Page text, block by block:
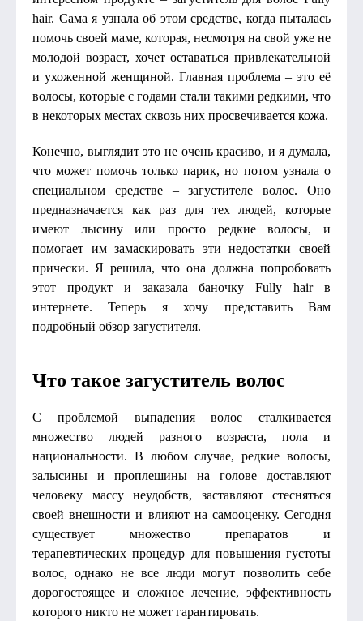
hair. Сама я узнала об этом средстве, когда пыталась
помочь своей маме, которая, несмотря на свой уже не
молодой возраст, хочет оставаться привлекательной
и ухоженной женщиной. Главная проблема – это её
волосы, которые с годами стали такими редкими, что
в некоторых местах сквозь них просвечивается кожа.
Конечно, выглядит это не очень красиво, и я думала,
что может помочь только парик, но потом узнала о
специальном средстве – загустителе волос. Оно
предназначается как раз для тех людей, которые
имеют лысину или просто редкие волосы, и
помогает им замаскировать эти недостатки своей
прически. Я решила, что она должна попробовать
этот продукт и заказала баночку Fully hair в
интернете. Теперь я хочу представить Вам
подробный обзор загустителя.
Что такое загуститель волос
С проблемой выпадения волос сталкивается
множество людей разного возраста, пола и
национальности. В любом случае, редкие волосы,
залысины и проплешины на голове доставляют
человеку массу неудобств, заставляют стесняться
своей внешности и влияют на самооценку. Сегодня
существует множество препаратов и
терапевтических процедур для повышения густоты
волос, однако не все люди могут позволить себе
дорогостоящее и сложное лечение, эффективность
которого никто не может гарантировать.